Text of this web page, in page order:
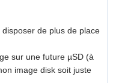
de plus de place
sur une future µSD (à
image disk soit juste